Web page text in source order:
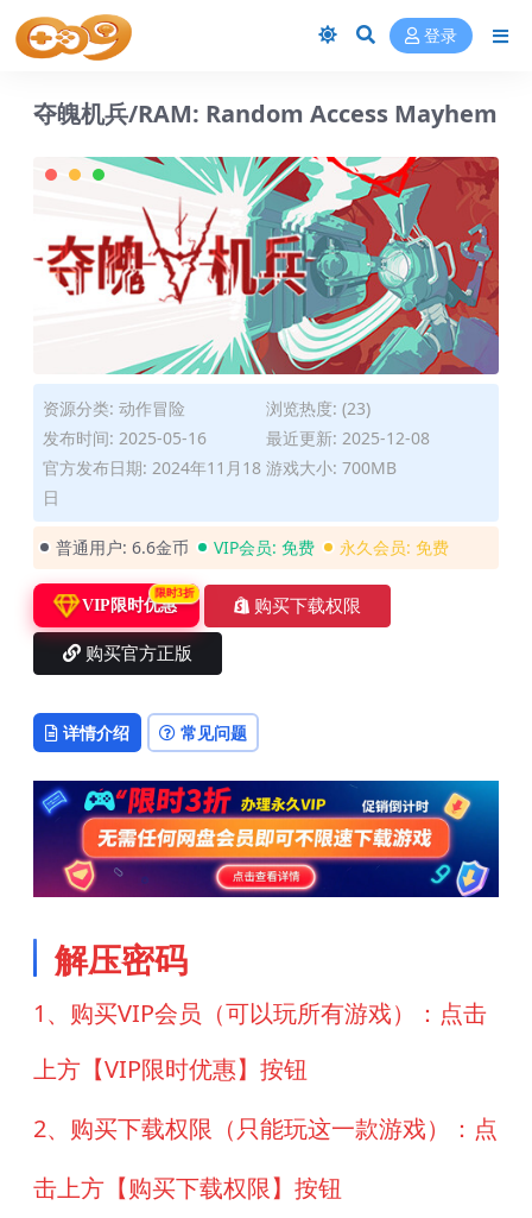
登录
夺魄机兵/RAM: Random Access Mayhem
资源分类: 动作冒险
浏览热度: (23)
发布时间: 2025-05-16
最近更新: 2025-12-08
官方发布日期: 2024年11月18
日
游戏大小: 700MB
普通用户: 6.6金币 VIP会员: 免费 永久会员: 免费
VIP限时优惠
限时3折
购买下载权限
购买官方正版
详情介绍 常见问题
解压密码
1、购买VIP会员（可以玩所有游戏）：点击
上方【VIP限时优惠】按钮
2、购买下载权限（只能玩这一款游戏）：点
击上方【购买下载权限】按钮